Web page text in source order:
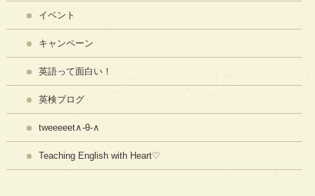
イベント
キャンペーン
英語って面白い！
英検ブログ
tweeeeet∧-θ-∧
Teaching English with Heart♡